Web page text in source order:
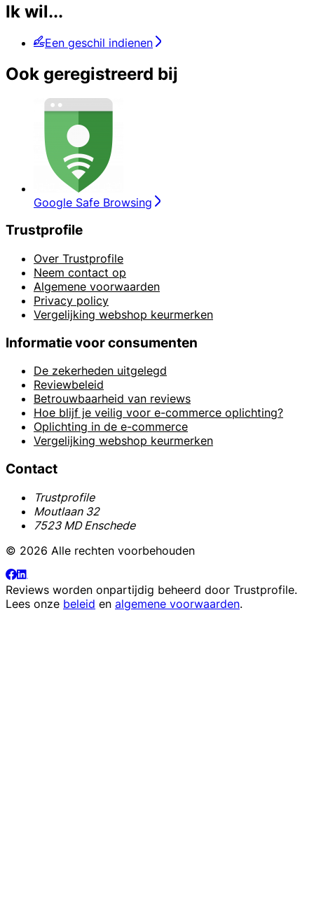
Ik wil...
Een geschil indienen
Ook geregistreerd bij
Google Safe Browsing
Trustprofile
Over Trustprofile
Neem contact op
Algemene voorwaarden
Privacy policy
Vergelijking webshop keurmerken
Informatie voor consumenten
De zekerheden uitgelegd
Reviewbeleid
Betrouwbaarheid van reviews
Hoe blijf je veilig voor e-commerce oplichting?
Oplichting in de e-commerce
Vergelijking webshop keurmerken
Contact
Trustprofile
Moutlaan 32
7523 MD Enschede
© 2026 Alle rechten voorbehouden
Reviews worden onpartijdig beheerd door Trustprofile.
Lees onze beleid en algemene voorwaarden.